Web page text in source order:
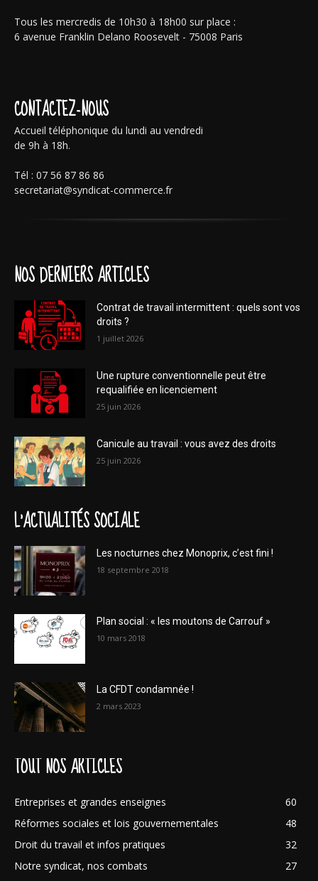
Tous les mercredis de 10h30 à 18h00 sur place :
6 avenue Franklin Delano Roosevelt - 75008 Paris
CONTACTEZ-NOUS
Accueil téléphonique du lundi au vendredi
de 9h à 18h.
Tél : 07 56 87 86 86
secretariat@syndicat-commerce.fr
NOS DERNIERS ARTICLES
Contrat de travail intermittent : quels sont vos
droits ?
1 juillet 2026
Une rupture conventionnelle peut être
requalifiée en licenciement
25 juin 2026
Canicule au travail : vous avez des droits
25 juin 2026
L'ACTUALITÉS SOCIALE
Les nocturnes chez Monoprix, c’est fini !
18 septembre 2018
Plan social : « les moutons de Carrouf »
10 mars 2018
La CFDT condamnée !
2 mars 2023
TOUT NOS ARTICLES
Entreprises et grandes enseignes
60
Réformes sociales et lois gouvernementales
48
Droit du travail et infos pratiques
32
Notre syndicat, nos combats
27